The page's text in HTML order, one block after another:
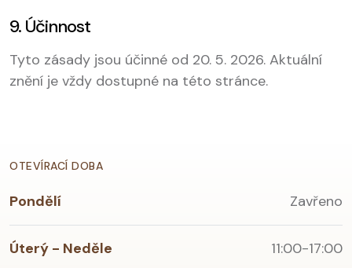
9. Účinnost
Tyto zásady jsou účinné od 20. 5. 2026. Aktuální
znění je vždy dostupné na této stránce.
OTEVÍRACÍ DOBA
Pondělí Zavřeno
Úterý - Neděle 11:00-17:00